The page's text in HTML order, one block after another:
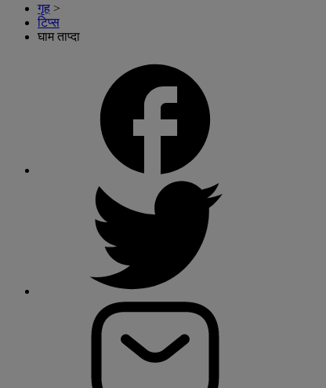
गृह >
टिप्स
घाम ताप्दा